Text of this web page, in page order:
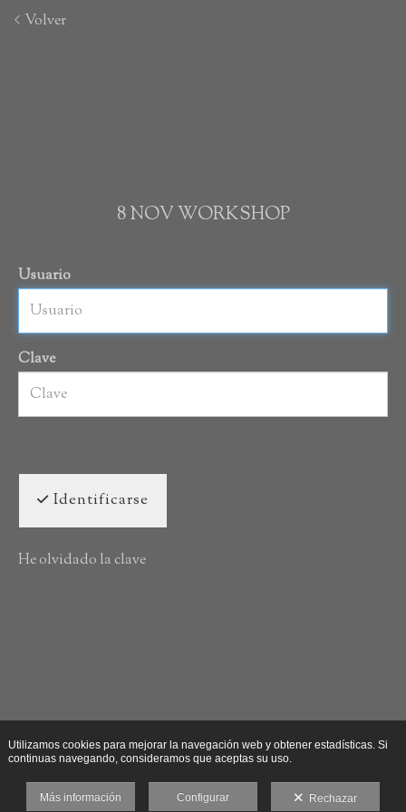
Volver
8 NOV WORKSHOP
Usuario
Clave
Identificarse
He olvidado la clave
Utilizamos cookies para mejorar la navegación web y obtener estadísticas. Si
continuas navegando, consideramos que aceptas su uso.
Más información Configurar Rechazar